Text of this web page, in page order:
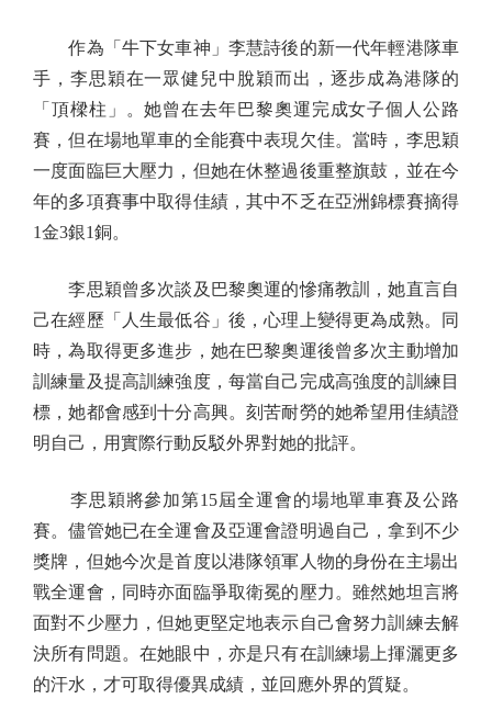
作為「牛下女車神」李慧詩後的新一代年輕港隊車
手，李思穎在一眾健兒中脫穎而出，逐步成為港隊的
「頂樑柱」。她曾在去年巴黎奧運完成女子個人公路
賽，但在場地單車的全能賽中表現欠佳。當時，李思穎
一度面臨巨大壓力，但她在休整過後重整旗鼓，並在今
年的多項賽事中取得佳績，其中不乏在亞洲錦標賽摘得
1金3銀1銅。
李思穎曾多次談及巴黎奧運的慘痛教訓，她直言自
己在經歷「人生最低谷」後，心理上變得更為成熟。同
時，為取得更多進步，她在巴黎奧運後曾多次主動增加
訓練量及提高訓練強度，每當自己完成高強度的訓練目
標，她都會感到十分高興。刻苦耐勞的她希望用佳績證
明自己，用實際行動反駁外界對她的批評。
李思穎將參加第15屆全運會的場地單車賽及公路
賽。儘管她已在全運會及亞運會證明過自己，拿到不少
獎牌，但她今次是首度以港隊領軍人物的身份在主場出
戰全運會，同時亦面臨爭取衛冕的壓力。雖然她坦言將
面對不少壓力，但她更堅定地表示自己會努力訓練去解
決所有問題。在她眼中，亦是只有在訓練場上揮灑更多
的汗水，才可取得優異成績，並回應外界的質疑。